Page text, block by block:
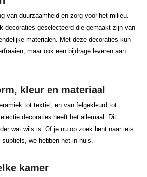
van duurzaamheid en zorg voor het milieu.
decoraties geselecteerd die gemaakt zijn van
materialen. Met deze decoraties kun
maar ook een bijdrage leveren aan
kleur en materiaal
tot textiel, en van felgekleurd tot
decoraties heeft het allemaal. Dit
wat wils is. Of je nu op zoek bent naar iets
we hebben het in huis.
kamer